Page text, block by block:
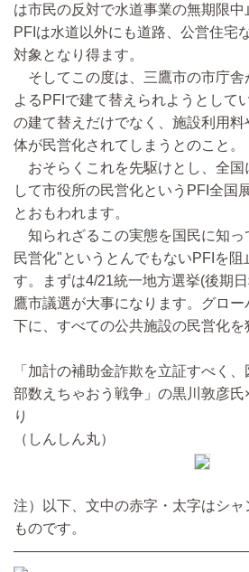
は市民の反対で水道事業の無期限中
PFIは水道以外にも道路、公営住宅
対象となり得ます。
そしてこの度は、三鷹市の市庁舎
よるPFIで建て替えられようとして
の建て替えだけでなく、施設利用
体が民営化されてしまうとのこと。
おそらくこれを先駆けとし、全国
して市役所の民営化というPFI全国
とおもわれます。
知られざるこの実態を国民に知っ
民営化"というとんでもないPFIを阻
す。まずは4/21統一地方選挙(後期
鷹市議選が大事になります。グロ
下に、すべての公共施設の民営化を
「加計の補助金詐欺を立証すべく
部数えちゃおう戦争」の黒川敦彦氏
り
（しんしん丸）
注）以下、文中の赤字・太字はシ
ものです。